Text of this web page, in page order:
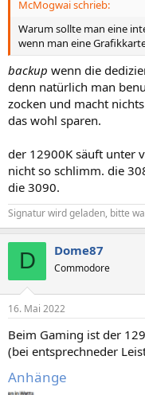
McMogwai schrieb:
Warum sollte man eine
wenn man eine
backup wenn die
denn natürlich man
zocken und macht
das wohl sparen.
der 12900K säuft unter
nicht so schlimm. die
die 3090.
Signatur wird geladen, bitte
D Dome87
Commodore
16. Mai 2022
Beim Gaming ist der
(bei entsprechneder
Anhänge